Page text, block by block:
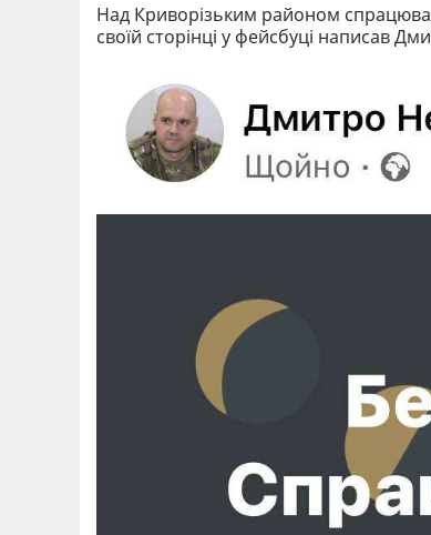
Над Криворізьким районом
своїй сторінці у фейсбуці написав